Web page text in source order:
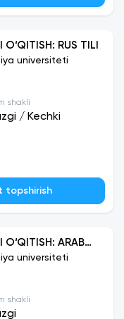
RUS TILI
universiteti
shakli
/ Kechki
topshirish
O‘QITISH: ARAB
universiteti
shakli